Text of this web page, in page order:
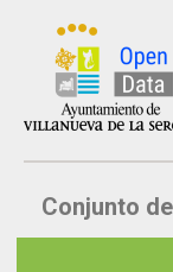
Inicio
Datos
Conjunto